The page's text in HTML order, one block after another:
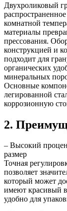
Двухроликовый
комнатной
материалы
прессования.
конструкцией и
подходит для
органических
минеральных
Основные
легированной
коррозионную
2.
– Высокий
размер
Точная
позволяет
который может
имеют красивый
удобно для